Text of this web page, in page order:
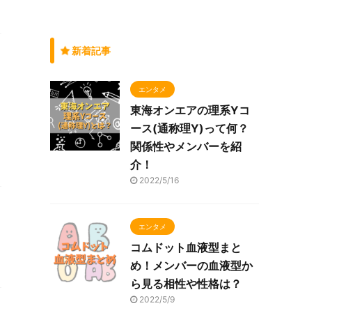
新着記事
エンタメ
東海オンエアの理系Yコ
ース(通称理Y)って何？
関係性やメンバーを紹
介！
2022/5/16
エンタメ
コムドット血液型まと
め！メンバーの血液型か
ら見る相性や性格は？
2022/5/9